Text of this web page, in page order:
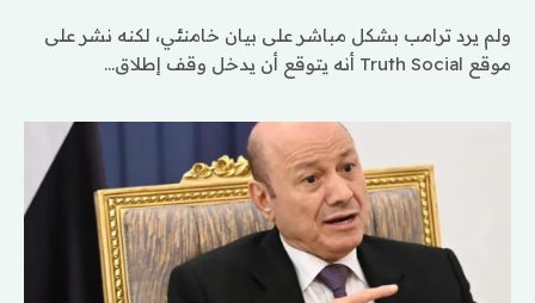
ولم يرد ترامب بشكل مباشر على بيان خامنئي، لكنه نشر على
موقع Truth Social أنه يتوقع أن يدخل وقف إطلاق…